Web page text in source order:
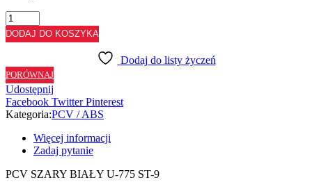
ilość
ABS
SZARY
U775
ST9
-
23/2
DODAJ DO KOSZYKA
Dodaj do listy życzeń
PORÓWNAJ
Udostępnij
Facebook Twitter Pinterest
Kategoria:PCV / ABS
Więcej informacji
Zadaj pytanie
PCV SZARY BIAŁY U-775 ST-9